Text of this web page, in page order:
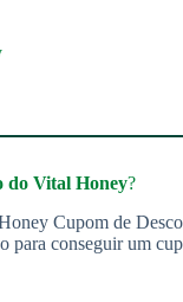
do Vital Honey?
para conseguir um